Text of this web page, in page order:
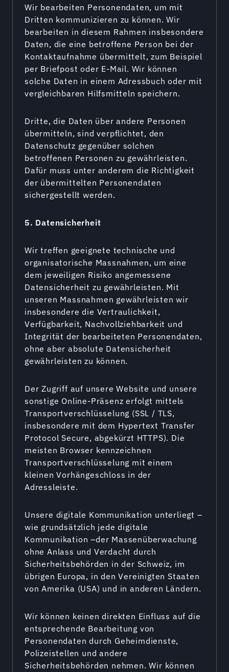
Wir bearbeiten Personendaten, um mit
Dritten kommunizieren zu können. Wir
bearbeiten in diesem Rahmen insbesondere
Daten, die eine betroffene Person bei der
Kontaktaufnahme übermittelt, zum Beispiel
per Briefpost oder E-Mail. Wir können
solche Daten in einem Adressbuch oder mit
vergleichbaren Hilfsmitteln speichern.
Dritte, die Daten über andere Personen
übermitteln, sind verpflichtet, den
Datenschutz gegenüber solchen
betroffenen Personen zu gewährleisten.
Dafür muss unter anderem die Richtigkeit
der übermittelten Personendaten
sichergestellt werden.
5. Datensicherheit
Wir treffen geeignete technische und
organisatorische Massnahmen, um eine
dem jeweiligen Risiko angemessene
Datensicherheit zu gewährleisten. Mit
unseren Massnahmen gewährleisten wir
insbesondere die Vertraulichkeit,
Verfügbarkeit, Nachvollziehbarkeit und
Integrität der bearbeiteten Personendaten,
ohne aber absolute Datensicherheit
gewährleisten zu können.
Der Zugriff auf unsere Website und unsere
sonstige Online-Präsenz erfolgt mittels
Transportverschlüsselung (SSL / TLS,
insbesondere mit dem Hypertext Transfer
Protocol Secure, abgekürzt HTTPS). Die
meisten Browser kennzeichnen
Transportverschlüsselung mit einem
kleinen Vorhängeschloss in der
Adressleiste.
Unsere digitale Kommunikation unterliegt –
wie grundsätzlich jede digitale
Kommunikation –der Massenüberwachung
ohne Anlass und Verdacht durch
Sicherheitsbehörden in der Schweiz, im
übrigen Europa, in den Vereinigten Staaten
von Amerika (USA) und in anderen Ländern.
Wir können keinen direkten Einfluss auf die
entsprechende Bearbeitung von
Personendaten durch Geheimdienste,
Polizeistellen und andere
Sicherheitsbehörden nehmen. Wir können